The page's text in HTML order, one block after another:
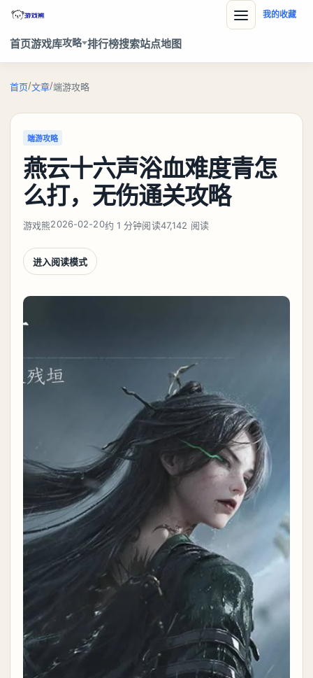
首页游戏库攻略 排行榜搜索站点地图
我的收藏
首页/文章/端游攻略
端游攻略
燕云十六声浴血难度青怎
么打，无伤通关攻略
游戏熊2026-02-20约 1 分钟阅读47,142 阅读
进入阅读模式